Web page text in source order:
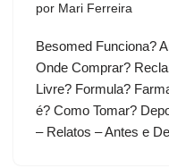
por Mari Ferreira
Besomed Funciona?
Onde Comprar?
Livre? Formula?
é? Como Tomar?
– Relatos – Antes e